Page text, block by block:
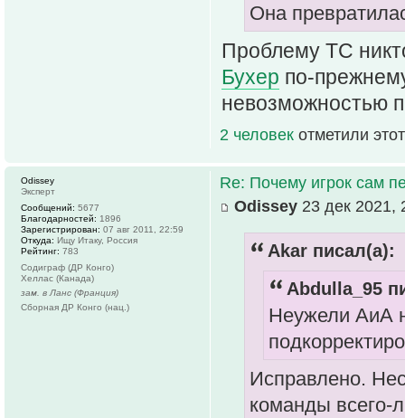
Она
Проблему ТС
Бухер по-
невозможностью
2 человек отметили
Re: Почему игрок сам
Odissey 23 дек 2021,
Akar писал(а):
Abdulla_95
Неужели АиА
Исправлено.
команды всего-
Odissey
Эксперт
Сообщений: 5677
Благодарностей: 1896
Зарегистрирован: 07 авг 2011, 22:59
Откуда: Ищу Итаку, Россия
Рейтинг: 783
Содиграф (ДР Конго)
Хеллас (Канада)
зам. в Ланс (Франция)
Сборная ДР Конго (нац.)